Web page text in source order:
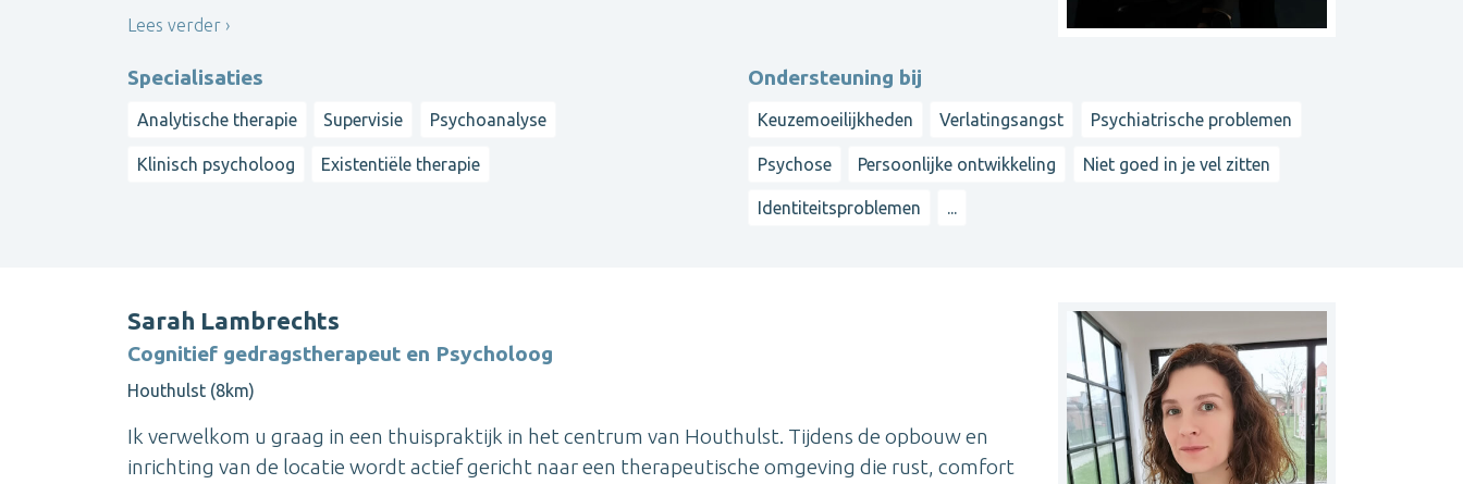
Lees verder
Specialisaties
Analytische therapie Supervisie Psychoanalyse
Klinisch psycholoog Existentiële therapie
Ondersteuning bij
Keuzemoeilijkheden Verlatingsangst Psychiatrische problemen
Psychose Persoonlijke ontwikkeling Niet goed in je vel zitten
Identiteitsproblemen ...
Sarah Lambrechts
Cognitief gedragstherapeut en Psycholoog
Houthulst (8km)
Ik verwelkom u graag in een thuispraktijk in het centrum van Houthulst. Tijdens de opbouw en
inrichting van de locatie wordt actief gericht naar een therapeutische omgeving die rust, comfort